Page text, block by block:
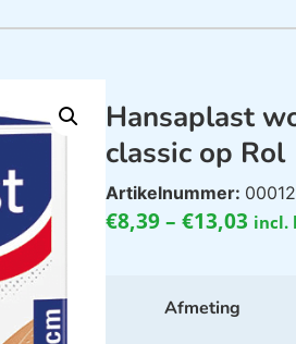
Hansaplast
classic op Rol
Artikelnummer:
€8,39– €13,03 incl.
Afmeting